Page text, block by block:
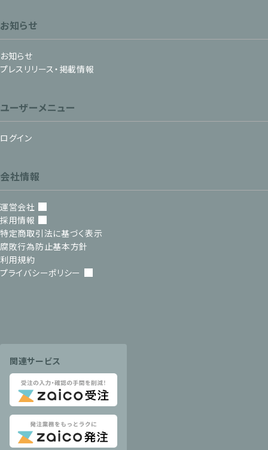
お知らせ
お知らせ
プレスリリース・掲載情報
ユーザーメニュー
ログイン
会社情報
運営会社
採用情報
特定商取引法に基づく表示
腐敗行為防止基本方針
利用規約
プライバシーポリシー
関連サービス